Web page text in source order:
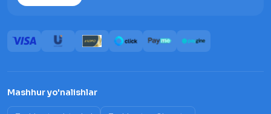
Mashhur yo'nalishlar